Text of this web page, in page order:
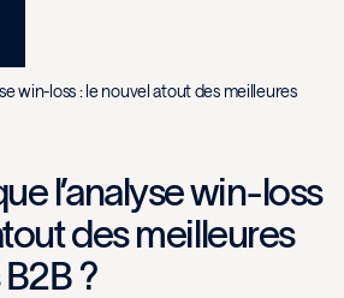
win-loss : le nouvel atout des meilleures
l’analyse win-loss
des meilleures
?